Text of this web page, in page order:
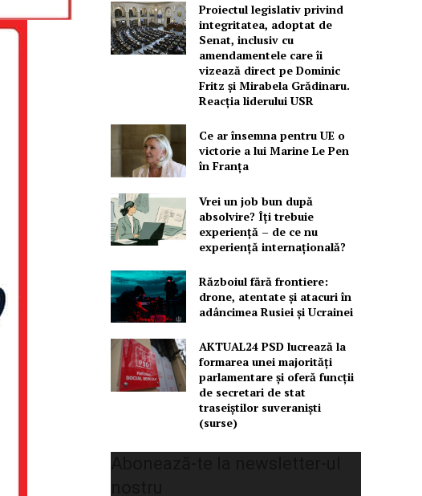
Proiectul legislativ privind
integritatea, adoptat de
Senat, inclusiv cu
amendamentele care îi
vizează direct pe Dominic
Fritz și Mirabela Grădinaru.
Reacția liderului USR
Ce ar însemna pentru UE o
victorie a lui Marine Le Pen
în Franța
Vrei un job bun după
absolvire? Îți trebuie
experiență – de ce nu
experiență internațională?
Războiul fără frontiere:
drone, atentate și atacuri în
adâncimea Rusiei și Ucrainei
AKTUAL24 PSD lucrează la
formarea unei majorităţi
parlamentare și oferă funcții
de secretari de stat
traseiștilor suveraniști
(surse)